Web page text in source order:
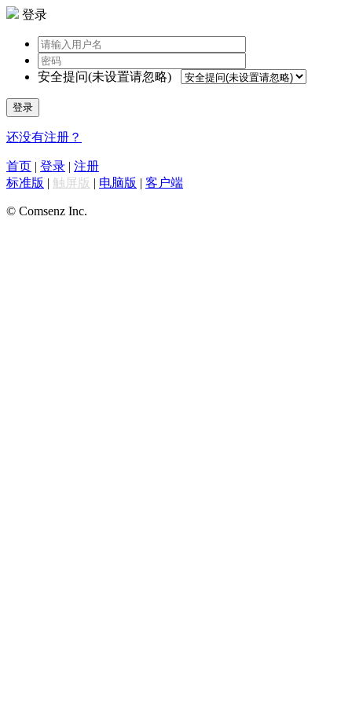
登录
安全提问(未设置请忽略)
登录
还没有注册？
首页 | 登录 | 注册
标准版 | 触屏版 | 电脑版 | 客户端
© Comsenz Inc.